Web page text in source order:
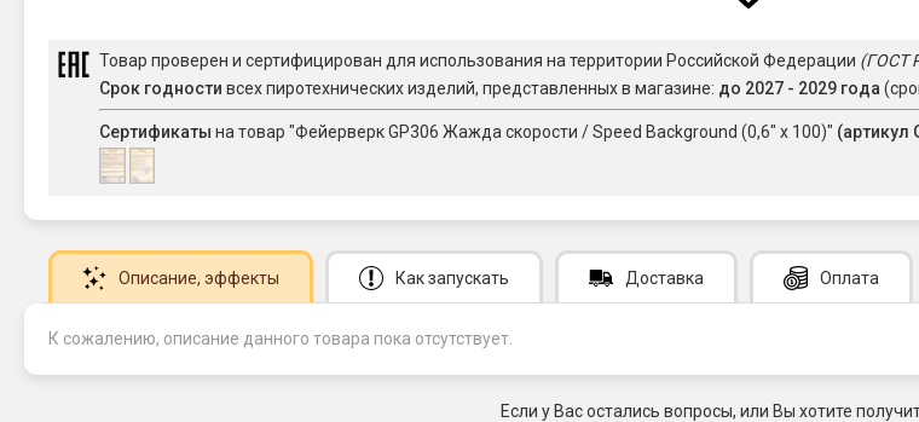
Товар проверен и сертифицирован для использования на территории Российской Федерации (ГОСТ
Срок годности всех пиротехнических изделий, представленных в магазине: до 2027 - 2029 года
Сертификаты на товар "Фейерверк GP306 Жажда скорости / Speed Background (0,6" х 100)" (артикул
Описание, эффекты Как запускать Доставка Оплата
К сожалению, описание данного товара пока отсутствует.
Если у Вас остались вопросы, или Вы хотите